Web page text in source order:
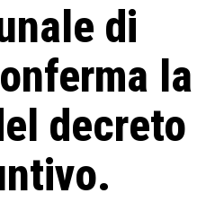
di
la
decreto